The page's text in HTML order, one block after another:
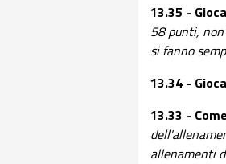
13.35 -
58 punti,
si fanno
13.34 -
13.33 -
allenamenti